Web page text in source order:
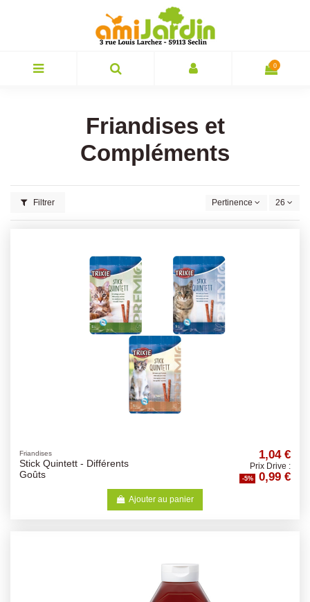
0
Friandises et
Compléments
Filtrer Pertinence 26
Friandises
Stick Quintett - Différents
Goûts
1,04 €
Prix Drive :
-5% 0,99 €
Ajouter au panier